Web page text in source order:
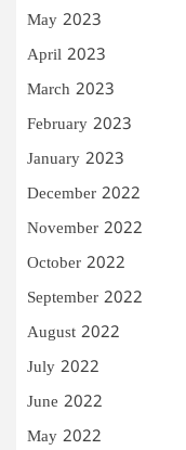
May 2023
April 2023
March 2023
February 2023
January 2023
December 2022
November 2022
October 2022
September 2022
August 2022
July 2022
June 2022
May 2022